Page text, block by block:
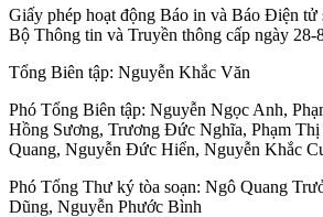
Giấy phép hoạt động Báo in và Báo Điện
Bộ Thông tin và Truyền thông cấp ngày 28-
Tổng Biên tập: Nguyễn Khắc Văn
Phó Tổng Biên tập: Nguyễn Ngọc Anh,
Hồng Sương, Trương Đức Nghĩa, Phạm
Quang, Nguyễn Đức Hiển, Nguyễn Khắc
Phó Tổng Thư ký tòa soạn: Ngô Quang
Dũng, Nguyễn Phước Bình